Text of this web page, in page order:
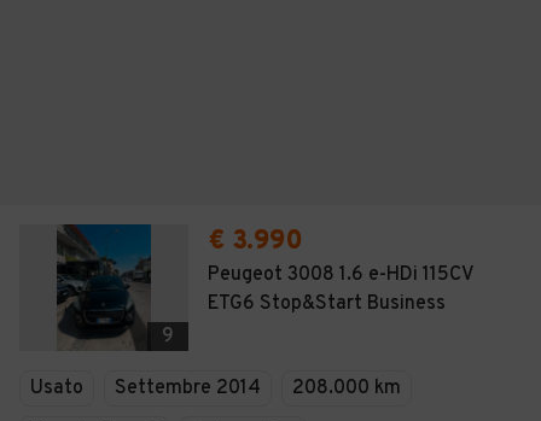
9
€ 3.990
Peugeot 3008 1.6 e-HDi 115CV
ETG6 Stop&Start Business
Usato Settembre 2014
208.000 km